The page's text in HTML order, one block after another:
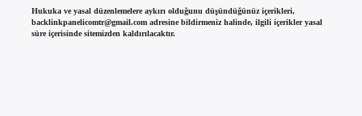
Hukuka ve yasal düzenlemelere aykırı olduğunu düşündüğünüz içerikleri,
backlinkpanelicomtr@gmail.comadresine bildirmeniz halinde, ilgili içerikler yasal
süre içerisinde sitemizden kaldırılacaktır.